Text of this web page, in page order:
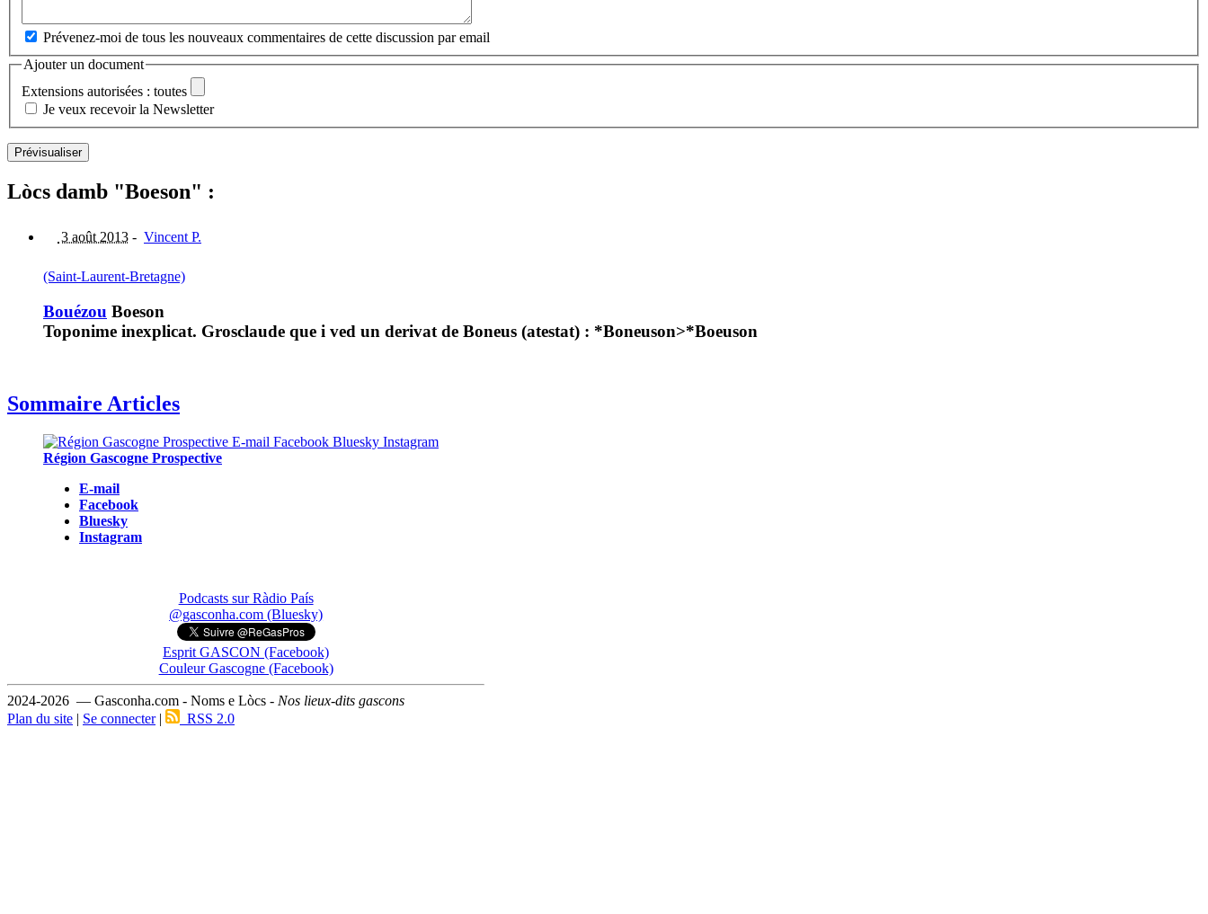
Prévenez-moi de tous les nouveaux commentaires de cette discussion par email
Ajouter un document
Extensions autorisées : toutes
Je veux recevoir la Newsletter
Lòcs damb "Boeson" :
3 août 2013 - Vincent P.
(Saint-Laurent-Bretagne)
Bouézou Boeson
Toponime inexplicat. Grosclaude que i ved un derivat de Boneus (atestat) : *Boneuson>*Boeuson
Sommaire Articles
Région Gascogne Prospective
E-mail
Facebook
Bluesky
Instagram
Podcasts sur Ràdio País
@gasconha.com (Bluesky)
Esprit GASCON (Facebook)
Couleur Gascogne (Facebook)
2024-2026 — Gasconha.com - Noms e Lòcs - Nos lieux-dits gascons
Plan du site | Se connecter| RSS 2.0